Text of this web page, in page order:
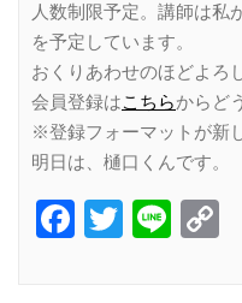
人数制限予定。講師は私
を予定しています。
おくりあわせのほどよろ
会員登録はこちらからど
※登録フォーマットが新
明日は、樋口くんです。
Facebook
Twitter
Line